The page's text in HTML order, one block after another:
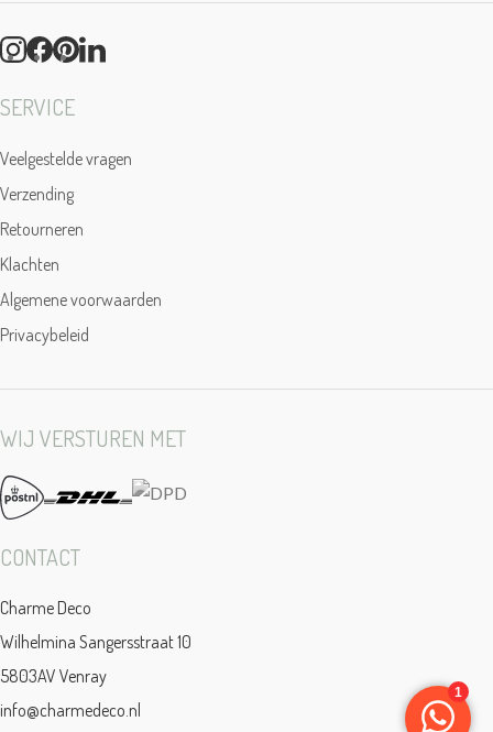
SERVICE
Veelgestelde vragen
Verzending
Retourneren
Klachten
Algemene voorwaarden
Privacybeleid
WIJ VERSTUREN MET
CONTACT
Charme Deco
Wilhelmina Sangersstraat 10
5803AV Venray
info@charmedeco.nl